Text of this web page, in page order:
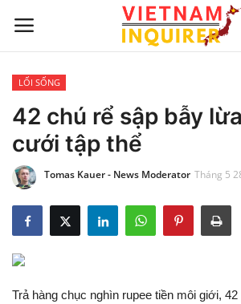
Trang chủ
Liên hệ
TIN TỨC THẾ GIỚI
CẬP NHẬT
LỐI SỐNG
42 chú rể sập bẫy
cưới tập thể
Tomas Kauer - News Moderator Tháng 5
Trả hàng chục nghìn rupee tiền môi giới,